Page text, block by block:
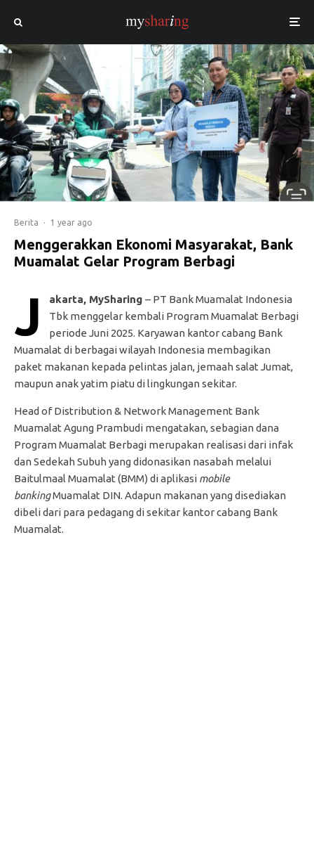
Berita · 1 year ago
Menggerakkan Ekonomi Masyarakat, Bank
Muamalat Gelar Program Berbagi
J akarta, MySharing – PT Bank Muamalat Indonesia
Tbk menggelar kembali Program Muamalat Berbagi
periode Juni 2025. Karyawan kantor cabang Bank
Muamalat di berbagai wilayah Indonesia membagikan
paket makanan kepada pelintas jalan, jemaah salat Jumat,
maupun anak yatim piatu di lingkungan sekitar.
Head of Distribution & Network Management Bank
Muamalat Agung Prambudi mengatakan, sebagian dana
Program Muamalat Berbagi merupakan realisasi dari infak
dan Sedekah Subuh yang didonasikan nasabah melalui
Baitulmaal Muamalat (BMM) di aplikasi mobile
bankingMuamalat DIN. Adapun makanan yang disediakan
dibeli dari para pedagang di sekitar kantor cabang Bank
Muamalat.